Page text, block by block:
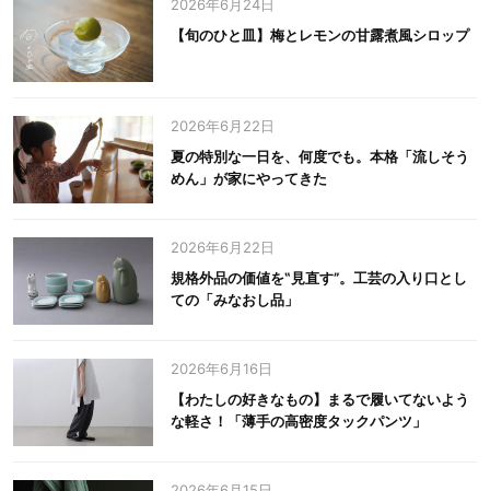
2026年6月24日
【旬のひと皿】梅とレモンの甘露煮風シロップ
2026年6月22日
夏の特別な一日を、何度でも。本格「流しそう
めん」が家にやってきた
2026年6月22日
規格外品の価値を‟見直す”。工芸の入り口とし
ての「みなおし品」
2026年6月16日
【わたしの好きなもの】まるで履いてないよう
な軽さ！「薄手の高密度タックパンツ」